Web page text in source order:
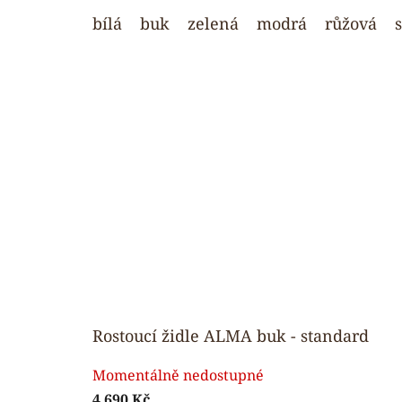
z
5
bílá buk zelená modrá růžová
Rostoucí židle ALMA buk - standard
hodnocení
Momentálně nedostupné